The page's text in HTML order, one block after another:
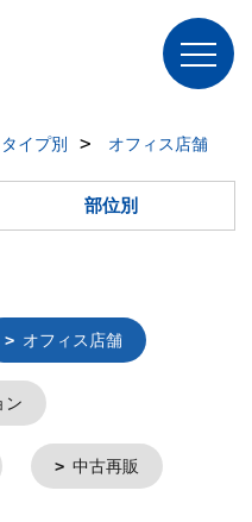
タイプ別 オフィス店舗
部位別
オフィス店舗
ン
中古再販